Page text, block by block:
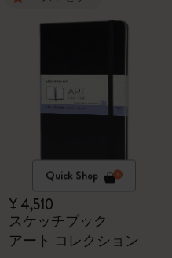
Quick Shop
¥ 4,510
スケッチブック
アート コレクション